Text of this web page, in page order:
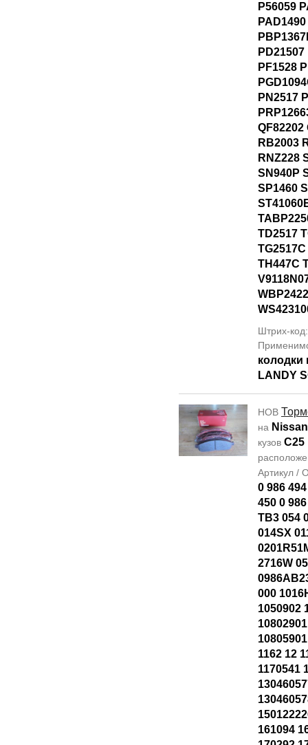
P56059
PF1528
PN2517
QF82202
RB2003
RNZ228
SN940P
SP1460
TD2517
TH447C
Штрих-
колодки
LANDY
НОВ
на
кузов C25
Артикул /
0 986
450 0
TB3 054
014SX
2716W
000
1050902
1162 12
1170541
161094